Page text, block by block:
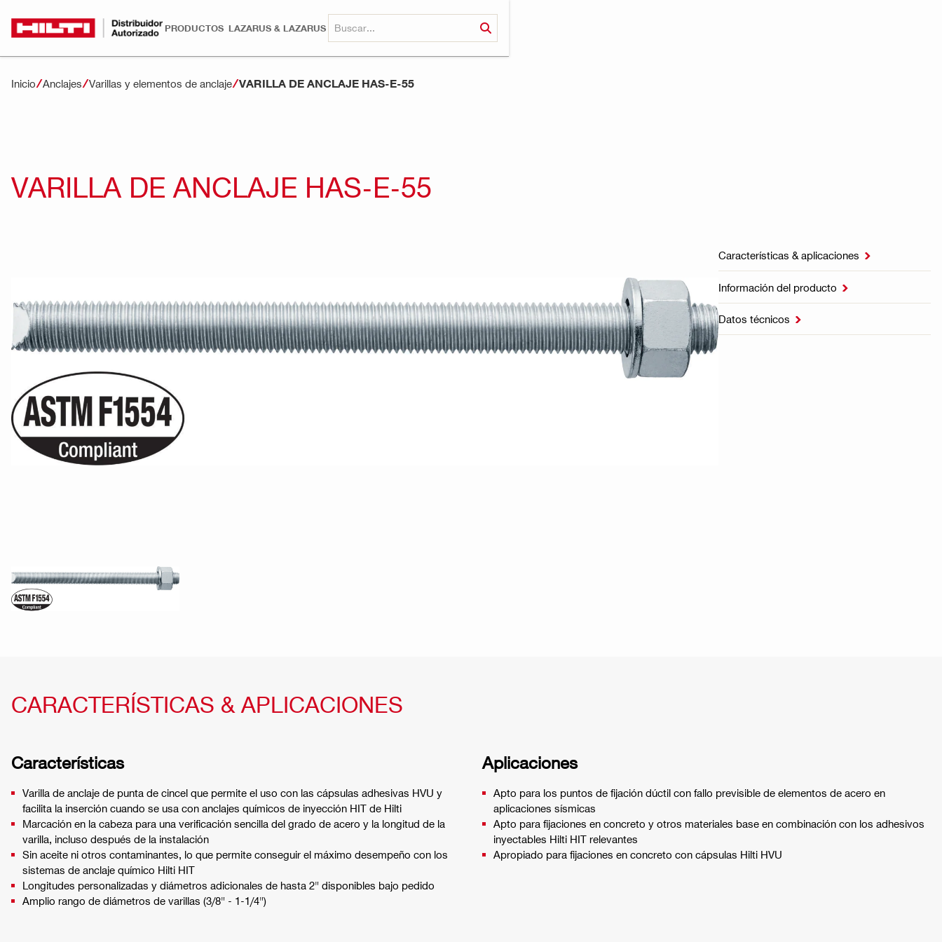
PRODUCTOS LAZARUS & LAZARUS
Inicio Anclajes Varillas y elementos de anclaje VARILLA DE ANCLAJE HAS-E-55
VARILLA DE ANCLAJE HAS-E-55
Características & aplicaciones 
Información del producto 
Datos técnicos 
CARACTERÍSTICAS & APLICACIONES
Características
Varilla de anclaje de punta de cincel que permite el uso con las cápsulas adhesivas HVU y
facilita la inserción cuando se usa con anclajes químicos de inyección HIT de Hilti
Marcación en la cabeza para una verificación sencilla del grado de acero y la longitud de la
varilla, incluso después de la instalación
Sin aceite ni otros contaminantes, lo que permite conseguir el máximo desempeño con los
sistemas de anclaje químico Hilti HIT
Longitudes personalizadas y diámetros adicionales de hasta 2" disponibles bajo pedido
Amplio rango de diámetros de varillas (3/8" - 1-1/4")
Aplicaciones
Apto para los puntos de fijación dúctil con fallo previsible de elementos de acero en
aplicaciones sísmicas
Apto para fijaciones en concreto y otros materiales base en combinación con los adhesivos
inyectables Hilti HIT relevantes
Apropiado para fijaciones en concreto con cápsulas Hilti HVU